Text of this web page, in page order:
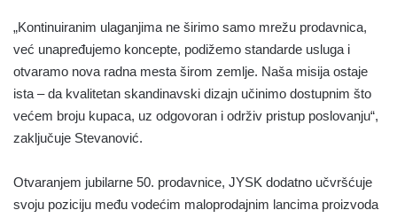
„Kontinuiranim ulaganjima ne širimo samo mrežu prodavnica,
već unapređujemo koncepte, podižemo standarde usluga i
otvaramo nova radna mesta širom zemlje. Naša misija ostaje
ista – da kvalitetan skandinavski dizajn učinimo dostupnim što
većem broju kupaca, uz odgovoran i održiv pristup poslovanju“,
zaključuje Stevanović.
Otvaranjem jubilarne 50. prodavnice, JYSK dodatno učvršćuje
svoju poziciju među vodećim maloprodajnim lancima proizvoda